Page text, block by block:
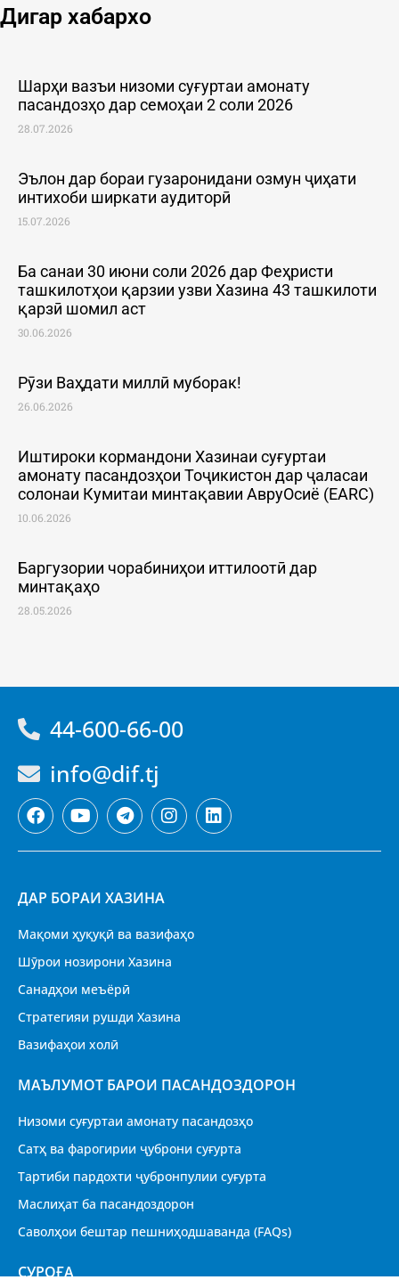
Дигар хабархо
Шарҳи вазъи низоми суғуртаи амонату
пасандозҳо дар семоҳаи 2 соли 2026
28.07.2026
Эълон дар бораи гузаронидани озмун ҷиҳати
интихоби ширкати аудиторӣ
15.07.2026
Ба санаи 30 июни соли 2026 дар Феҳристи
ташкилотҳои қарзии узви Хазина 43 ташкилоти
қарзӣ шомил аст
30.06.2026
Рӯзи Ваҳдати миллӣ муборак!
26.06.2026
Иштироки кормандони Хазинаи суғуртаи
амонату пасандозҳои Тоҷикистон дар ҷаласаи
солонаи Кумитаи минтақавии АвруОсиё (EARC)
10.06.2026
Баргузории чорабиниҳои иттилоотӣ дар
минтақаҳо
28.05.2026
44-600-66-00
info@dif.tj
ДАР БОРАИ ХАЗИНА
Мақоми ҳуқуқӣ ва вазифаҳо
Шӯрои нозирони Хазина
Санадҳои меъёрӣ
Стратегияи рушди Хазина
Вазифаҳои холӣ
МАЪЛУМОТ БАРОИ ПАСАНДОЗДОРОН
Низоми суғуртаи амонату пасандозҳо
Сатҳ ва фарогирии ҷуброни суғурта
Тартиби пардохти ҷубронпулии суғурта
Маслиҳат ба пасандоздорон
Саволҳои бештар пешниҳодшаванда (FAQs)
CУРОҒА